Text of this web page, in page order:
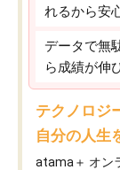
れるから安
データで無
ら成績が伸
テクノロジ
自分の人生
atama＋ オン